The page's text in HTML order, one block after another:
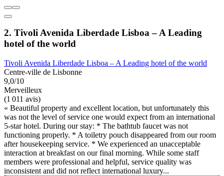
2. Tivoli Avenida Liberdade Lisboa – A Leading
hotel of the world
Tivoli Avenida Liberdade Lisboa – A Leading hotel of the world
Centre-ville de Lisbonne
9,0/10
Merveilleux
(1 011 avis)
« Beautiful property and excellent location, but unfortunately this
was not the level of service one would expect from an international
5-star hotel. During our stay: * The bathtub faucet was not
functioning properly. * A toiletry pouch disappeared from our room
after housekeeping service. * We experienced an unacceptable
interaction at breakfast on our final morning. While some staff
members were professional and helpful, service quality was
inconsistent and did not reflect international luxury...